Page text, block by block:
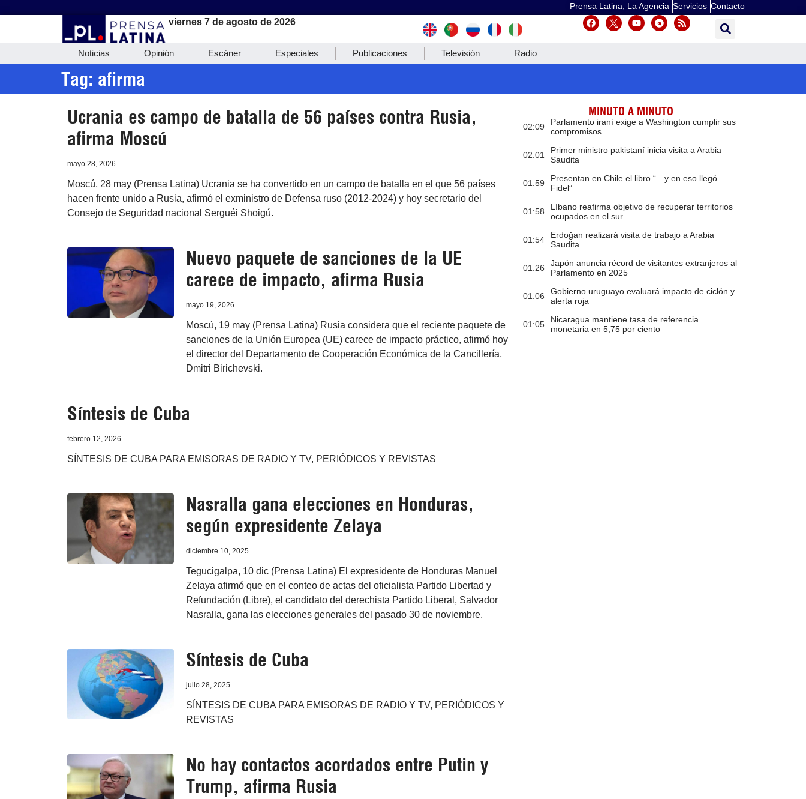
Prensa Latina, La Agencia Servicios Contacto
viernes 7 de agosto de 2026
Noticias Opinión Escáner Especiales Publicaciones Televisión Radio
Tag: afirma
Ucrania es campo de batalla de 56 países contra Rusia,
afirma Moscú
mayo 28, 2026
Moscú, 28 may (Prensa Latina) Ucrania se ha convertido en un campo de batalla en el que 56 países
hacen frente unido a Rusia, afirmó el exministro de Defensa ruso (2012-2024) y hoy secretario del
Consejo de Seguridad nacional Serguéi Shoigú.
Nuevo paquete de sanciones de la UE
carece de impacto, afirma Rusia
mayo 19, 2026
Moscú, 19 may (Prensa Latina) Rusia considera que el reciente paquete de
sanciones de la Unión Europea (UE) carece de impacto práctico, afirmó hoy
el director del Departamento de Cooperación Económica de la Cancillería,
Dmitri Birichevski.
Síntesis de Cuba
febrero 12, 2026
SÍNTESIS DE CUBA PARA EMISORAS DE RADIO Y TV, PERIÓDICOS Y REVISTAS
Nasralla gana elecciones en Honduras,
según expresidente Zelaya
diciembre 10, 2025
Tegucigalpa, 10 dic (Prensa Latina) El expresidente de Honduras Manuel
Zelaya afirmó que en el conteo de actas del oficialista Partido Libertad y
Refundación (Libre), el candidato del derechista Partido Liberal, Salvador
Nasralla, gana las elecciones generales del pasado 30 de noviembre.
Síntesis de Cuba
julio 28, 2025
SÍNTESIS DE CUBA PARA EMISORAS DE RADIO Y TV, PERIÓDICOS Y
REVISTAS
No hay contactos acordados entre Putin y
Trump, afirma Rusia
MINUTO A MINUTO
02:09
Parlamento iraní exige a Washington cumplir sus
compromisos
02:01
Primer ministro pakistaní inicia visita a Arabia
Saudita
01:59
Presentan en Chile el libro “…y en eso llegó
Fidel”
01:58
Líbano reafirma objetivo de recuperar territorios
ocupados en el sur
01:54
Erdoğan realizará visita de trabajo a Arabia
Saudita
01:26
Japón anuncia récord de visitantes extranjeros al
Parlamento en 2025
01:06
Gobierno uruguayo evaluará impacto de ciclón y
alerta roja
01:05
Nicaragua mantiene tasa de referencia
monetaria en 5,75 por ciento